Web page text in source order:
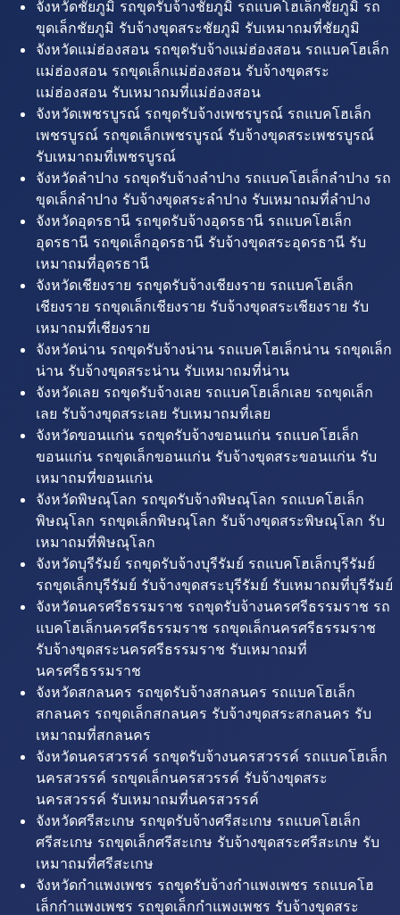
จังหวัดชัยภูมิ รถขุดรับจ้างชัยภูมิ รถแบคโฮเล็กชัยภูมิ รถ
ขุดเล็กชัยภูมิ รับจ้างขุดสระชัยภูมิ รับเหมาถมที่ชัยภูมิ
จังหวัดแม่ฮ่องสอน รถขุดรับจ้างแม่ฮ่องสอน รถแบคโฮเล็ก
แม่ฮ่องสอน รถขุดเล็กแม่ฮ่องสอน รับจ้างขุดสระ
แม่ฮ่องสอน รับเหมาถมที่แม่ฮ่องสอน
จังหวัดเพชรบูรณ์ รถขุดรับจ้างเพชรบูรณ์ รถแบคโฮเล็ก
เพชรบูรณ์ รถขุดเล็กเพชรบูรณ์ รับจ้างขุดสระเพชรบูรณ์
รับเหมาถมที่เพชรบูรณ์
จังหวัดลำปาง รถขุดรับจ้างลำปาง รถแบคโฮเล็กลำปาง รถ
ขุดเล็กลำปาง รับจ้างขุดสระลำปาง รับเหมาถมที่ลำปาง
จังหวัดอุดรธานี รถขุดรับจ้างอุดรธานี รถแบคโฮเล็ก
อุดรธานี รถขุดเล็กอุดรธานี รับจ้างขุดสระอุดรธานี รับ
เหมาถมที่อุดรธานี
จังหวัดเชียงราย รถขุดรับจ้างเชียงราย รถแบคโฮเล็ก
เชียงราย รถขุดเล็กเชียงราย รับจ้างขุดสระเชียงราย รับ
เหมาถมที่เชียงราย
จังหวัดน่าน รถขุดรับจ้างน่าน รถแบคโฮเล็กน่าน รถขุดเล็ก
น่าน รับจ้างขุดสระน่าน รับเหมาถมที่น่าน
จังหวัดเลย รถขุดรับจ้างเลย รถแบคโฮเล็กเลย รถขุดเล็ก
เลย รับจ้างขุดสระเลย รับเหมาถมที่เลย
จังหวัดขอนแก่น รถขุดรับจ้างขอนแก่น รถแบคโฮเล็ก
ขอนแก่น รถขุดเล็กขอนแก่น รับจ้างขุดสระขอนแก่น รับ
เหมาถมที่ขอนแก่น
จังหวัดพิษณุโลก รถขุดรับจ้างพิษณุโลก รถแบคโฮเล็ก
พิษณุโลก รถขุดเล็กพิษณุโลก รับจ้างขุดสระพิษณุโลก รับ
เหมาถมที่พิษณุโลก
จังหวัดบุรีรัมย์ รถขุดรับจ้างบุรีรัมย์ รถแบคโฮเล็กบุรีรัมย์
รถขุดเล็กบุรีรัมย์ รับจ้างขุดสระบุรีรัมย์ รับเหมาถมที่บุรีรัมย์
จังหวัดนครศรีธรรมราช รถขุดรับจ้างนครศรีธรรมราช รถ
แบคโฮเล็กนครศรีธรรมราช รถขุดเล็กนครศรีธรรมราช
รับจ้างขุดสระนครศรีธรรมราช รับเหมาถมที่
นครศรีธรรมราช
จังหวัดสกลนคร รถขุดรับจ้างสกลนคร รถแบคโฮเล็ก
สกลนคร รถขุดเล็กสกลนคร รับจ้างขุดสระสกลนคร รับ
เหมาถมที่สกลนคร
จังหวัดนครสวรรค์ รถขุดรับจ้างนครสวรรค์ รถแบคโฮเล็ก
นครสวรรค์ รถขุดเล็กนครสวรรค์ รับจ้างขุดสระ
นครสวรรค์ รับเหมาถมที่นครสวรรค์
จังหวัดศรีสะเกษ รถขุดรับจ้างศรีสะเกษ รถแบคโฮเล็ก
ศรีสะเกษ รถขุดเล็กศรีสะเกษ รับจ้างขุดสระศรีสะเกษ รับ
เหมาถมที่ศรีสะเกษ
จังหวัดกำแพงเพชร รถขุดรับจ้างกำแพงเพชร รถแบคโฮ
เล็กกำแพงเพชร รถขุดเล็กกำแพงเพชร รับจ้างขุดสระ